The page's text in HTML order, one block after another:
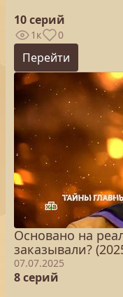
10 серий
1к 0
Перейти
Основано на
заказывали?
07.07.2025
8 серий